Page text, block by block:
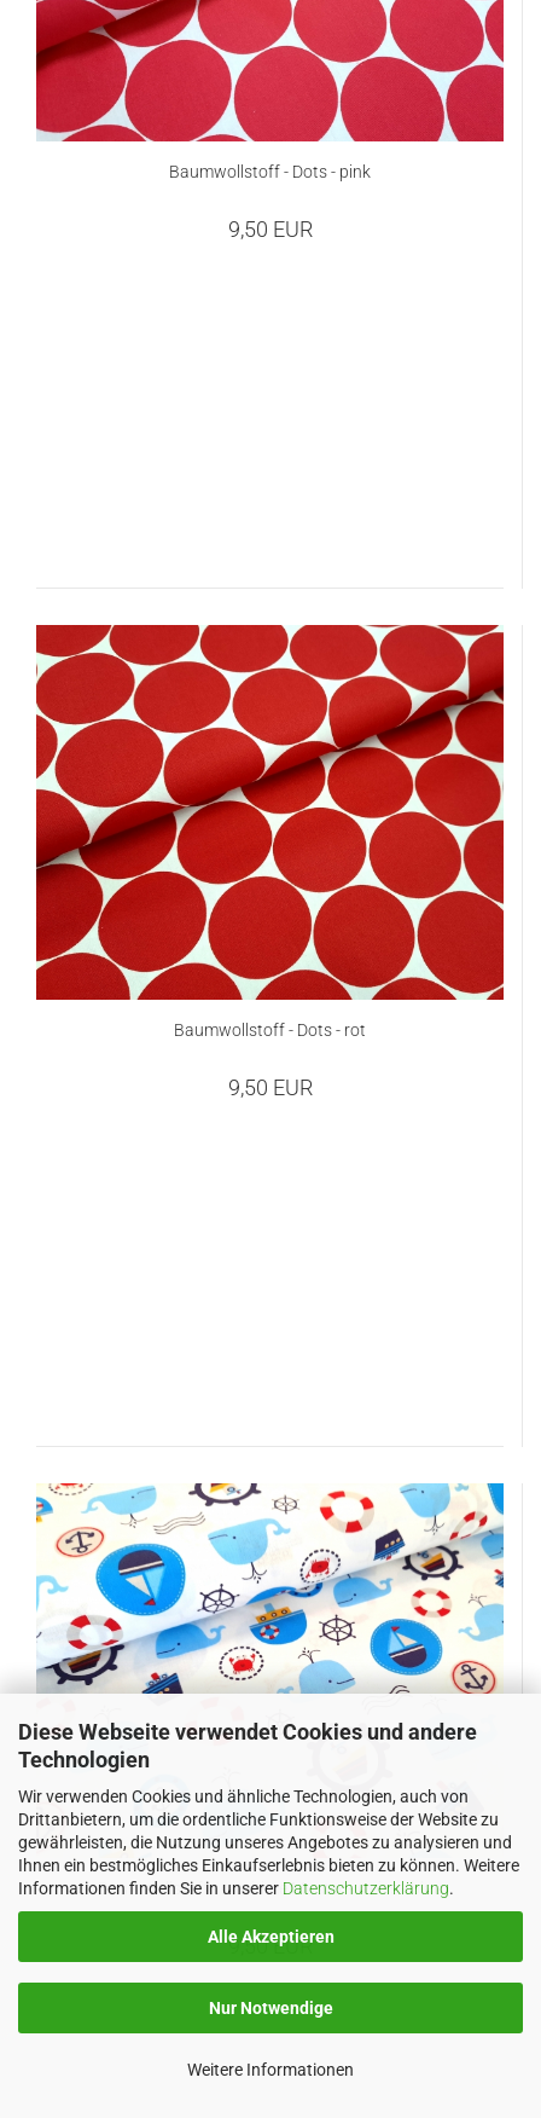
Diese Webseite verwendet Cookies und andere
Technologien
Wir verwenden Cookies und ähnliche Technologien, auch von
Drittanbietern, um die ordentliche Funktionsweise der Website zu
gewährleisten, die Nutzung unseres Angebotes zu analysieren und
Ihnen ein bestmögliches Einkaufserlebnis bieten zu können. Weitere
Informationen finden Sie in unserer Datenschutzerklärung.
Alle Akzeptieren
Nur Notwendige
Weitere Informationen
Baumwollstoff - Dots - pink
9,50 EUR
Baumwollstoff - Dots - rot
9,50 EUR
Baumwollstoff - maritime Muster - weiss - blau
9,50 EUR